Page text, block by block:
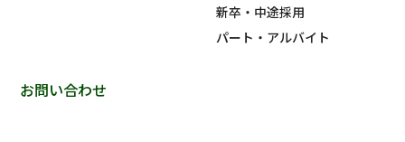
新卒・中途採用
パート・アルバイト
お問い合わせ